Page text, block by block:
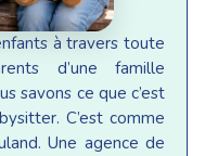
à travers toute
d’une famille
savons ce que c’est
C’est comme
Une agence de